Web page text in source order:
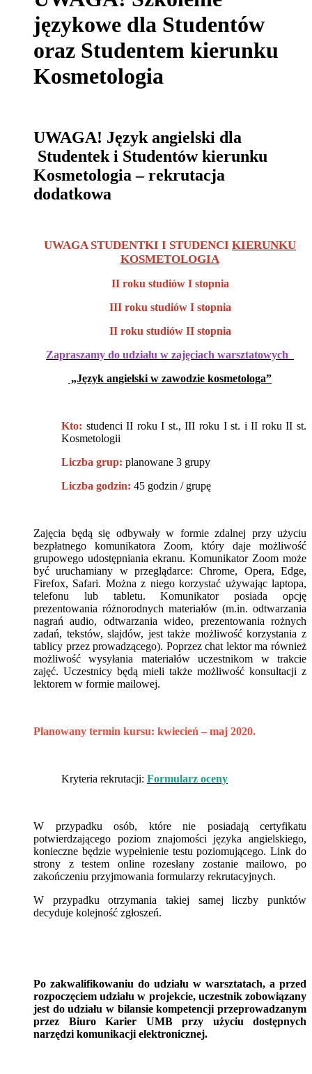
językowe dla Studentów
oraz Studentem kierunku
Kosmetologia
UWAGA! Język angielski dla
Studentek i Studentów kierunku
Kosmetologia – rekrutacja
dodatkowa
UWAGA STUDENTKI I STUDENCI KIERUNKU
KOSMETOLOGIA
II roku studiów I stopnia
III roku studiów I stopnia
II roku studiów II stopnia
Zapraszamy do udziału w zajęciach warsztatowych
„Język angielski w zawodzie kosmetologa”
Kto: studenci II roku I st., III roku I st. i II roku II st.
Kosmetologii
Liczba grup: planowane 3 grupy
Liczba godzin: 45 godzin / grupę
Zajęcia będą się odbywały w formie zdalnej przy użyciu
bezpłatnego komunikatora Zoom, który daje możliwość
grupowego udostępniania ekranu. Komunikator Zoom może
być uruchamiany w przeglądarce: Chrome, Opera, Edge,
Firefox, Safari. Można z niego korzystać używając laptopa,
telefonu lub tabletu. Komunikator posiada opcję
prezentowania różnorodnych materiałów (m.in. odtwarzania
nagrań audio, odtwarzania wideo, prezentowania rożnych
zadań, tekstów, slajdów, jest także możliwość korzystania z
tablicy przez prowadzącego). Poprzez chat lektor ma również
możliwość wysyłania materiałów uczestnikom w trakcie
zajęć. Uczestnicy będą mieli także możliwość konsultacji z
lektorem w formie mailowej.
Planowany termin kursu: kwiecień – maj 2020.
Kryteria rekrutacji: Formularz oceny
W przypadku osób, które nie posiadają certyfikatu
potwierdzającego poziom znajomości języka angielskiego,
konieczne będzie wypełnienie testu poziomującego. Link do
strony z testem online rozesłany zostanie mailowo, po
zakończeniu przyjmowania formularzy rekrutacyjnych.
W przypadku otrzymania takiej samej liczby punktów
decyduje kolejność zgłoszeń.
Po zakwalifikowaniu do udziału w warsztatach, a przed
rozpoczęciem udziału w projekcie, uczestnik zobowiązany
jest do udziału w bilansie kompetencji przeprowadzanym
przez Biuro Karier UMB przy użyciu dostępnych
narzędzi komunikacji elektronicznej.